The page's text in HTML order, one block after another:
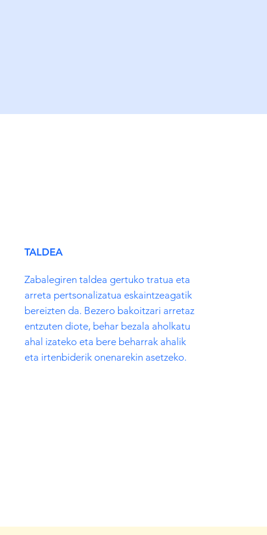
TALDEA
Zabalegiren taldea gertuko tratua eta
arreta pertsonalizatua eskaintzeagatik
bereizten da. Bezero bakoitzari arretaz
entzuten diote, behar bezala aholkatu
ahal izateko eta bere beharrak ahalik
eta irtenbiderik onenarekin asetzeko.